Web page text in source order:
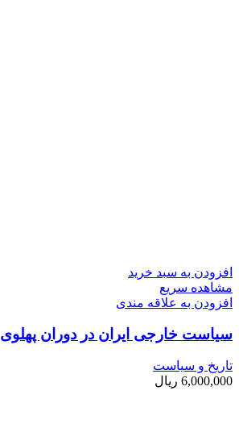
افزودن به سبد خرید
مشاهده سریع
افزودن به علاقه مندی
سیاست خارجی ایران در دوران پهلوی
تاریخ و سیاست
6,000,000 ریال